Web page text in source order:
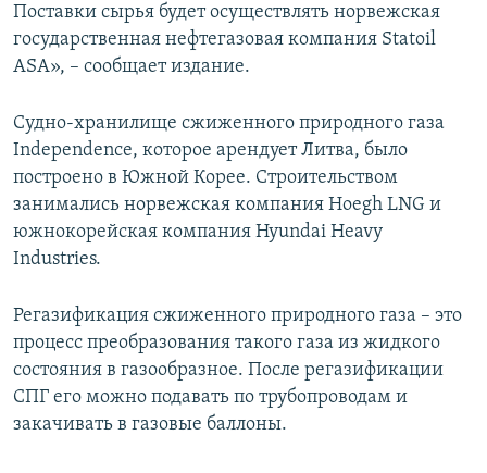
Поставки сырья будет осуществлять норвежская
государственная нефтегазовая компания Statoil
ASA», – сообщает издание.
Судно-хранилище сжиженного природного газа
Independence, которое арендует Литва, было
построено в Южной Корее. Строительством
занимались норвежская компания Hoegh LNG и
южнокорейская компания Hyundai Heavy
Industries.
Регазификация сжиженного природного газа – это
процесс преобразования такого газа из жидкого
состояния в газообразное. После регазификации
СПГ его можно подавать по трубопроводам и
закачивать в газовые баллоны.